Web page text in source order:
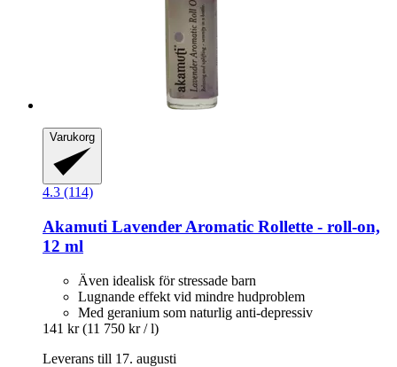
Varukorg
4.3 (114)
Akamuti Lavender Aromatic Rollette -​ roll-​on,
12 ml
Även idealisk för stressade barn
Lugnande effekt vid mindre hudproblem
Med geranium som naturlig anti-depressiv
141 kr (11 750 kr / l)
Leverans till 17. augusti